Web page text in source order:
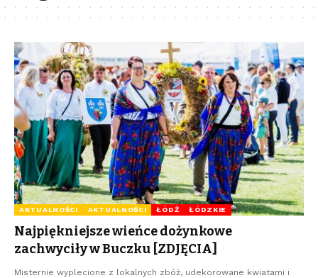
AKTUALNOŚCI AKTUALNOŚCI ŁÓDŹ ŁÓDZKIE
Najpiękniejsze wieńce dożynkowe
zachwyciły w Buczku [ZDJĘCIA]
Misternie wyplecione z lokalnych zbóż, udekorowane kwiatami i